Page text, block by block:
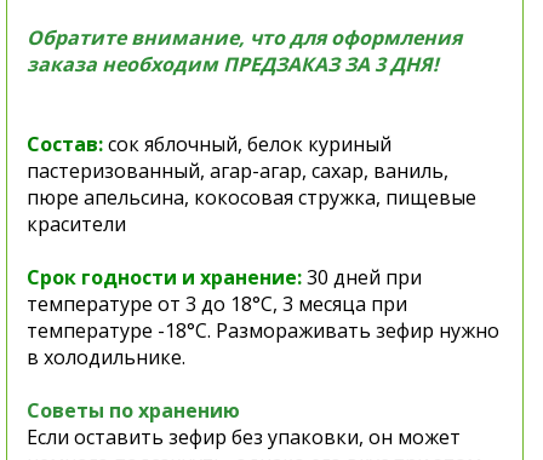
Обратите внимание, что для оформления
заказа необходим ПРЕДЗАКАЗ ЗА 3 ДНЯ!
Состав:сок яблочный, белок куриный
пастеризованный, агар-агар, сахар, ваниль,
пюре апельсина, кокосовая стружка, пищевые
красители
Срок годности и хранение:30 дней при
температуре от 3 до 18°С, 3 месяца при
температуре -18°C. Размораживать зефир нужно
в холодильнике.
Советы по хранению
Если оставить зефир без упаковки, он может